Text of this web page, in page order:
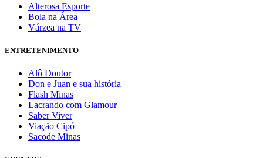
Alterosa Esporte
Bola na Área
Várzea na TV
ENTRETENIMENTO
Alô Doutor
Don e Juan e sua história
Flash Minas
Lacrando com Glamour
Saber Viver
Viação Cipó
Sacode Minas